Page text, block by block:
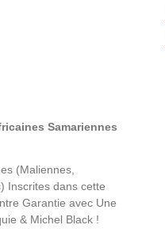
Samariennes
(Maliennes,
Inscrites dans cette
Garantie avec Une
& Michel Black !